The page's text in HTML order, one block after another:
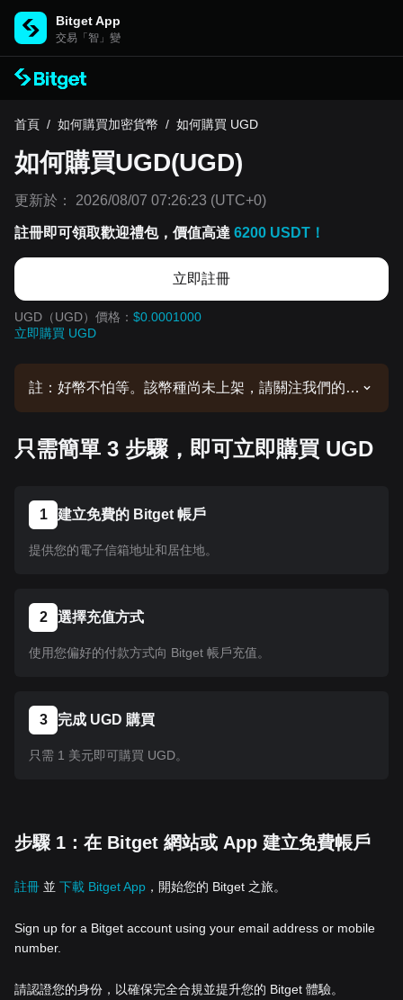
Bitget App
交易「智」變
首頁 / 如何購買加密貨幣 / 如何購買 UGD
如何購買UGD(UGD)
更新於： 2026/08/07 07:26:23 (UTC+0)
註冊即可領取歡迎禮包，價值高達 6200 USDT！
立即註冊
UGD（UGD）價格： $0.0001000
立即購買 UGD
註：好幣不怕等。該幣種尚未上架，請關注我們的公
用相同的操作流程。
只需簡單 3 步驟，即可立即購買 UGD
1 建立免費的 Bitget 帳戶
提供您的電子信箱地址和居住地。
2 選擇充值方式
使用您偏好的付款方式向 Bitget 帳戶充值。
3 完成 UGD 購買
只需 1 美元即可購買 UGD。
步驟 1：在 Bitget 網站或 App 建立免費帳戶
註冊 並 下載 Bitget App ，開始您的 Bitget 之旅。
Sign up for a Bitget account using your email address or mobile
number.
請認證您的身份，以確保完全合規並提升您的 Bitget 體驗。